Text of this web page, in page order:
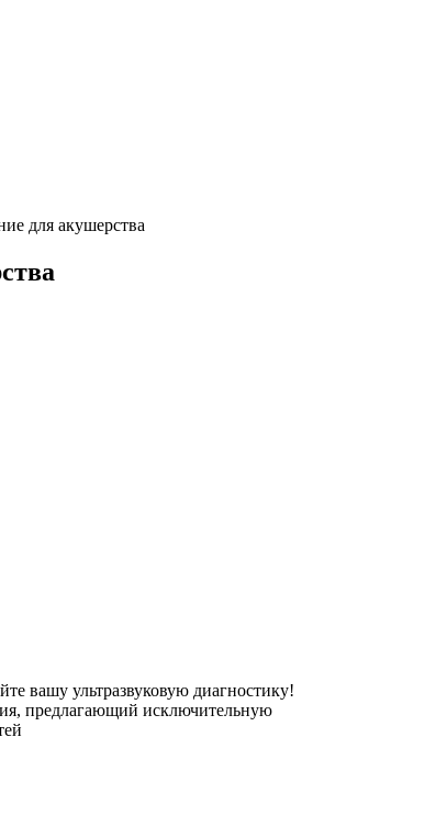
для акушерства
вашу ультразвуковую диагностику!
предлагающий исключительную